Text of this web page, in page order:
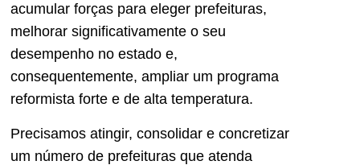
acumular forças para eleger prefeituras,
melhorar significativamente o seu
desempenho no estado e,
consequentemente, ampliar um programa
reformista forte e de alta temperatura.
Precisamos atingir, consolidar e concretizar
um número de prefeituras que atenda